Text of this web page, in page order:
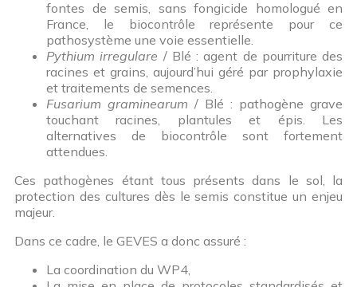
fontes de semis, sans fongicide homologué en
France, le biocontrôle représente pour ce
pathosystème une voie essentielle.
Pythium irregulare / Blé : agent de pourriture des
racines et grains, aujourd’hui géré par prophylaxie
et traitements de semences.
Fusarium graminearum / Blé : pathogène grave
touchant racines, plantules et épis. Les
alternatives de biocontrôle sont fortement
attendues.
Ces pathogènes étant tous présents dans le sol, la
protection des cultures dès le semis constitue un enjeu
majeur.
Dans ce cadre, le GEVES a donc assuré :
La coordination du WP4,